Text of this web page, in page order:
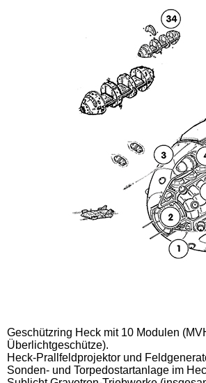
Geschützring Heck mit 10 Modulen
Überlichtgeschütze).
Heck-Prallfeldprojektor und
Sonden- und Torpedostartanlage im